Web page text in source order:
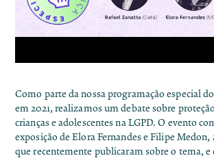
Como parte da nossa programação especial
em 2021, realizamos um debate sobre
crianças e adolescentes na LGPD. O evento
exposição de Elora Fernandes e Filipe
que recentemente publicaram sobre o tema,